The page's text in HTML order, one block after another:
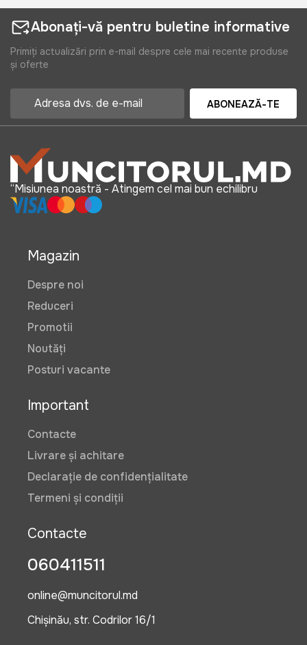
Abonați-vă pentru buletine informative
Primiți actualizări prin e-mail despre cele mai recente produse
și oferte
ABONEAZĂ-TE
“Misiunea noastră - Atingem cel mai bun echilibru
Magazin
Despre noi
Reduceri
Promotii
Noutăți
Posturi vacante
Important
Contacte
Livrare și achitare
Declarație de confidențialitate
Termeni și condiții
Contacte
060411511
online@muncitorul.md
Chișinău, str. Codrilor 16/1